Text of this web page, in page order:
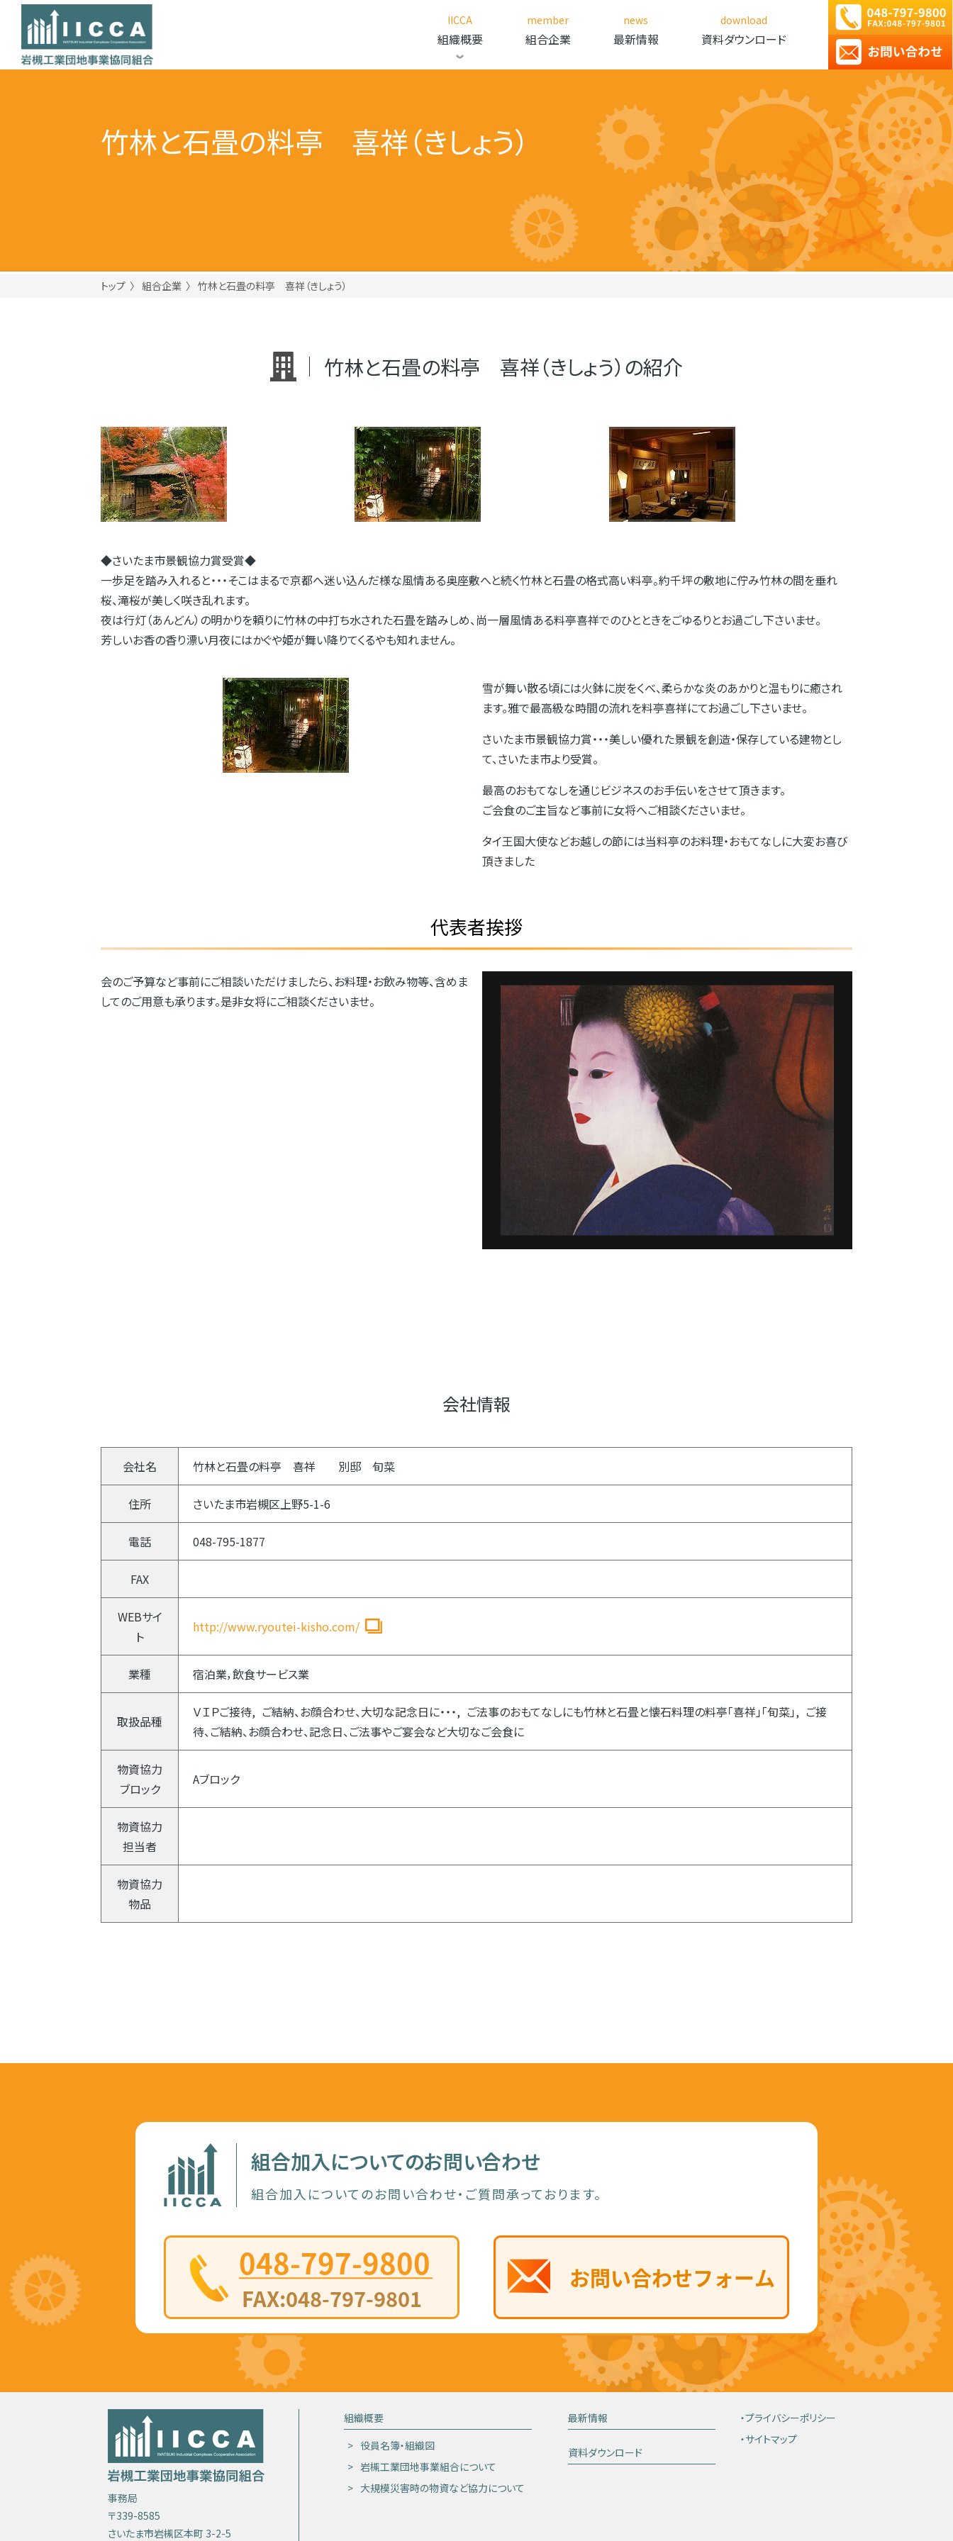
IICCA
組織概要
member
組合企業
news
最新情報
download
資料ダウンロード
竹林と石畳の料亭 喜祥（きしょう）
トップ 組合企業 竹林と石畳の料亭 喜祥（きしょう）
竹林と石畳の料亭 喜祥（きしょう）の紹介
◆さいたま市景観協力賞受賞◆
一歩足を踏み入れると・・・そこはまるで京都へ迷い込んだ様な風情ある奥座敷へと続く竹林と石畳の格式高い料亭。約千坪の敷地に佇み竹林の間を垂れ
桜、滝桜が美しく咲き乱れます。
夜は行灯（あんどん）の明かりを頼りに竹林の中打ち水された石畳を踏みしめ、尚一層風情ある料亭喜祥でのひとときをごゆるりとお過ごし下さいませ。
芳しいお香の香り漂い月夜にはかぐや姫が舞い降りてくるやも知れません。
雪が舞い散る頃には火鉢に炭をくべ、柔らかな炎のあかりと温もりに癒され
ます。雅で最高級な時間の流れを料亭喜祥にてお過ごし下さいませ。
さいたま市景観協力賞・・・美しい優れた景観を創造・保存している建物とし
て、さいたま市より受賞。
最高のおもてなしを通じビジネスのお手伝いをさせて頂きます。
ご会食のご主旨など事前に女将へご相談くださいませ。
タイ王国大使などお越しの節には当料亭のお料理・おもてなしに大変お喜び
頂きました
代表者挨拶
会のご予算など事前にご相談いただけましたら、お料理・お飲み物等、含めま
してのご用意も承ります。是非女将にご相談くださいませ。
会社情報
会社名 竹林と石畳の料亭 喜祥 別邸 旬菜
住所 さいたま市岩槻区上野5-1-6
電話 048-795-1877
FAX
WEBサイ
ト
http://www.ryoutei-kisho.com/
業種 宿泊業，飲食サービス業
取扱品種
ＶＩＰご接待 ご結納、お顔合わせ、大切な記念日に・・・ ご法事のおもてなしにも竹林と石畳と懐石料理の料亭「喜祥」「旬菜」
ご接
待、ご結納、お顔合わせ、記念日、ご法事やご宴会など大切なご会食に
物資協力
ブロック
Aブロック
物資協力
担当者
物資協力
物品
組合加入についてのお問い合わせ
組合加入についてのお問い合わせ・ご質問承っております。
事務局
〒339-8585
さいたま市岩槻区本町 3-2-5
組織概要
役員名簿・組織図
岩槻工業団地事業組合について
大規模災害時の物資など協力について
最新情報
資料ダウンロード
・プライバシーポリシー
・サイトマップ